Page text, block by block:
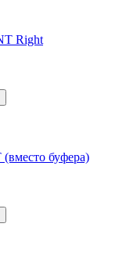
Right
буфера)